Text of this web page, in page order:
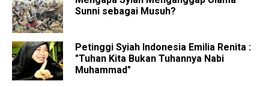
Sunni sebagai Musuh?
Petinggi Syiah Indonesia Emilia Renita :
"Tuhan Kita Bukan Tuhannya Nabi
Muhammad"